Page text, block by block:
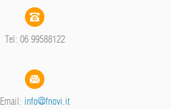
Tel: 06 99588122
Email: info@fnovi.it